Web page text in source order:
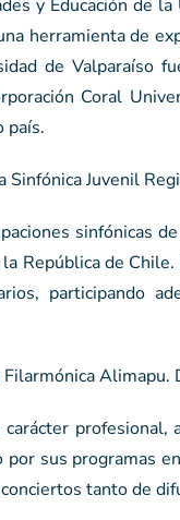
y Educación de
herramienta de
de Valparaíso
Coral
país.
Juvenil
sinfónicas
República de
participando
Alimapu.
sus programas
tanto de